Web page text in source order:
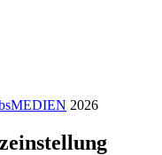
2026